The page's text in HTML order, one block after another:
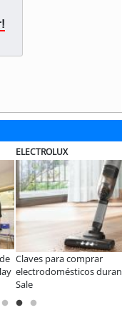
Bío conmemora 60
desarrollo